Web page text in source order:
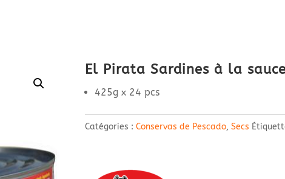
El Pirata Sardines à la
425g x 24 pcs
Catégories : Conservas de Pescado, Secs